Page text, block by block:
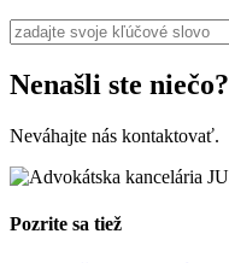
Nenašli ste niečo?
Neváhajte nás kontaktovať.
Pozrite sa tiež